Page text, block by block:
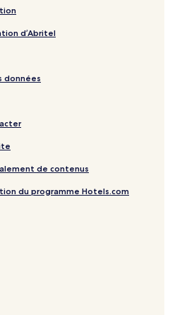
d’Abritel
données
de contenus
du programme Hotels.com